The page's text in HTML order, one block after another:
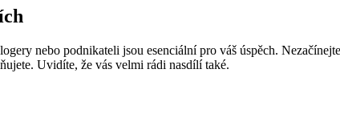
nebo podnikateli jsou esenciální pro váš úspěch.
Uvidíte, že vás velmi rádi nasdílí také.